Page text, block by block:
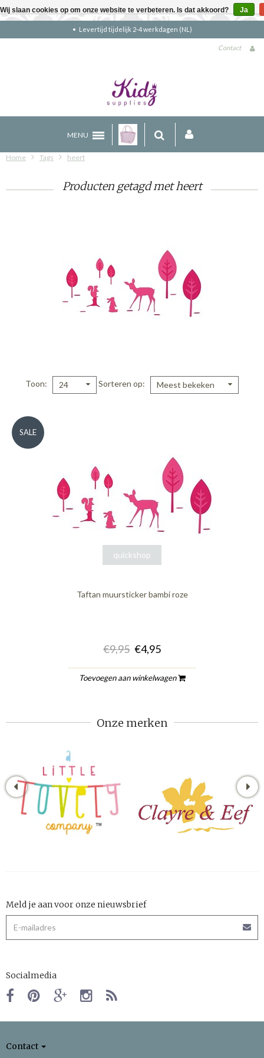
Levertijd tijdelijk 2-4 werkdagen (NL)
Contact
MENU
Home Tags heert
Producten getagd met heert
Toon 24 Sorteren op Meest bekeken
quickshop
SALE
Taftan muursticker bambi roze
€9,95 €4,95
Toevoegen aan winkelwagen
Onze merken
Meld je aan voor onze nieuwsbrief
Socialmedia
Contact
Wij slaan cookies op om onze website te verbeteren. Is dat akkoord? Ja